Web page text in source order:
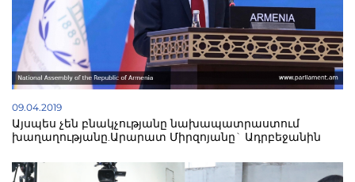
09.04.2019
Այսպես չեն բնակչությանը նախապատրաստում
խաղաղությանը.Արարատ Միրզոյանը` Ադրբեջանին